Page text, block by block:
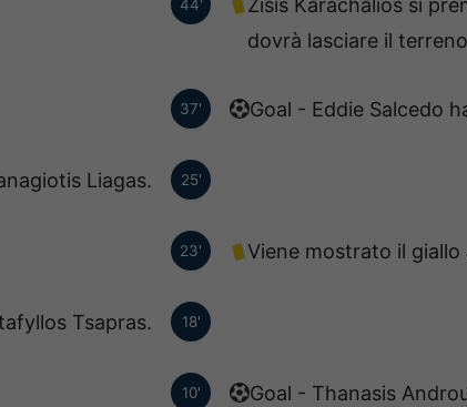
44'
Zisis Karachalios si
dovrà lasciare il
37' Goal - Eddie Salcedo
25'
Liagas.
23' Viene mostrato il giallo
18'
Tsapras.
10' Goal - Thanasis